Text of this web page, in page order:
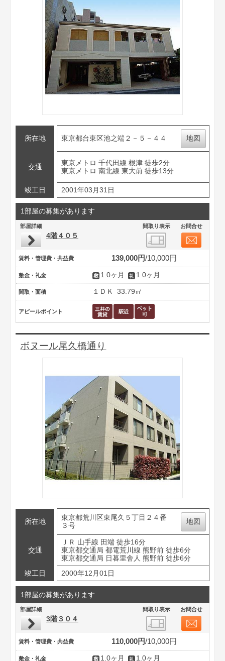
所在地 東京都台東区池之端２－５－４４ 地図
交通
東京メトロ 千代田線 根津 徒歩2分
東京メトロ 南北線 東大前 徒歩13分
竣工日 2001年03月31日
1部屋の募集があります
部屋詳細 間取り表示 お問合せ
4階４０５
賃料・管理費・共益費 139,000円 10,000円
敷金・礼金 1.0ヶ月 1.0ヶ月
間取・面積 １ＤＫ 33.79㎡
アピールポイント
ボヌール尾久橋通り
所在地
東京都荒川区東尾久５丁目２４番
３号
地図
交通
ＪＲ 山手線 田端 徒歩16分
東京都交通局 都電荒川線 熊野前 徒歩6分
東京都交通局 日暮里舎人 熊野前 徒歩6分
竣工日
2000年12月01日
1部屋の募集があります
部屋詳細 間取り表示 お問合せ
3階３０４
賃料・管理費・共益費 110,000円 10,000円
敷金・礼金 1.0ヶ月 1.0ヶ月